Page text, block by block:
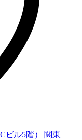
ビル5階） 関東